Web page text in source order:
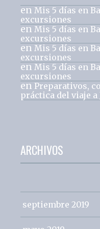
en Mis 5 días en
excursiones
en Mis 5 días en
excursiones
en Mis 5 días en
excursiones
en Mis 5 días en
excursiones
en Preparativos,
práctica del viaje a
ARCHIVOS
septiembre 2019